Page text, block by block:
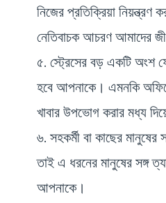
নিজের প্রতিক্রিয়া
নেতিবাচক আচরণ আমাদের
৫. স্ট্রেসের বড় একটি অংশ
হবে আপনাকে। এমনকি
খাবার উপভোগ করার মধ্য
৬. সহকর্মী বা কাছের
তাই এ ধরনের মানুষের সঙ্গ
আপনাকে।